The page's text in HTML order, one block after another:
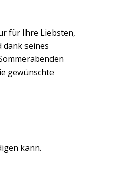
für Ihre Liebsten,
seines
gewünschte
kann.